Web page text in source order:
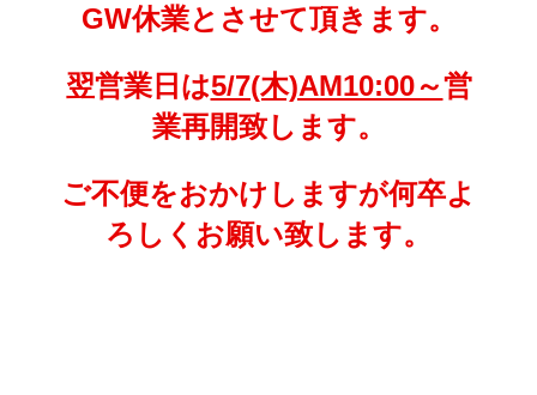
GW休業とさせて頂きます。
翌営業日は5/7(木)AM10:00～営
業再開致します。
ご不便をおかけしますが何卒よ
ろしくお願い致します。